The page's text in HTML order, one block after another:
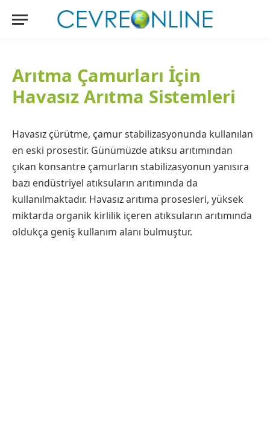
Arıtma Çamurları İçin
Havasız Arıtma Sistemleri
Havasız çürütme, çamur stabilizasyonunda kullanılan
en eski prosestir. Günümüzde atıksu arıtımından
çıkan konsantre çamurların stabilizasyonun yanısıra
bazı endüstriyel atıksuların arıtımında da
kullanılmaktadır. Havasız arıtıma prosesleri, yüksek
miktarda organik kirlilik içeren atıksuların arıtımında
oldukça geniş kullanım alanı bulmuştur.